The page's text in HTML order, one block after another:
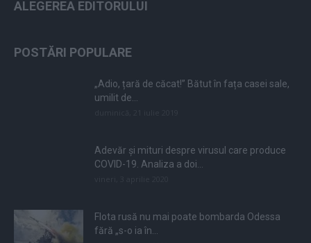
ALEGEREA EDITORULUI
POSTĂRI POPULARE
„Adio, țară de căcat!” Bătut în fața casei sale,
umilit de...
Adevăr și mituri despre virusul care produce
COVID-19. Analiza a doi...
Flota rusă nu mai poate bombarda Odessa
fără „s-o ia în...